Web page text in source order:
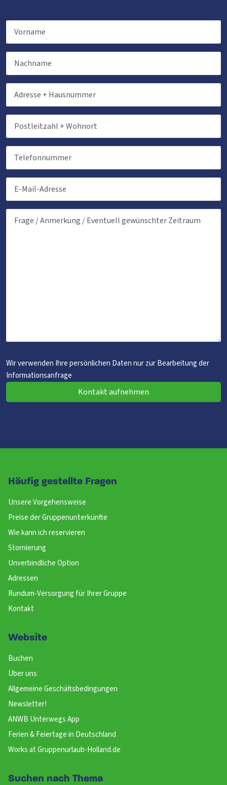
Wir verwenden Ihre persönlichen Daten nur zur Bearbeitung der
Informationsanfrage
Kontakt aufnehmen
Häufig gestellte Fragen
Unsere Vorgehensweise
Preise der Gruppenunterkünfte
Wie kann ich reservieren
Stornierung
Unverbindliche Option
Adressen
Rundum-Versorgung für Ihrer Gruppe
Kontakt
Website
Buchen
Über uns
Allgemeine Geschäftsbedingungen
Newsletter!
ANWB Unterwegs App
Ferien & Feiertage in Deutschland
Works at Gruppenurlaub-Holland.de
Suchen nach Thema